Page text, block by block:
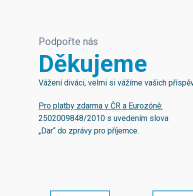
Podpořte nás
Děkujeme
Vážení diváci, velmi si vážíme vašich
Pro platby zdarma v ČR a Eurozóně:
2502009848/2010 s uvedením slova
„Dar“ do zprávy pro příjemce.